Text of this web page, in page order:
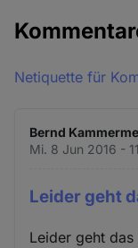
Netiquette für
Bernd
Mi. 8 Jun 2016 -
Leider geht
Leider geht